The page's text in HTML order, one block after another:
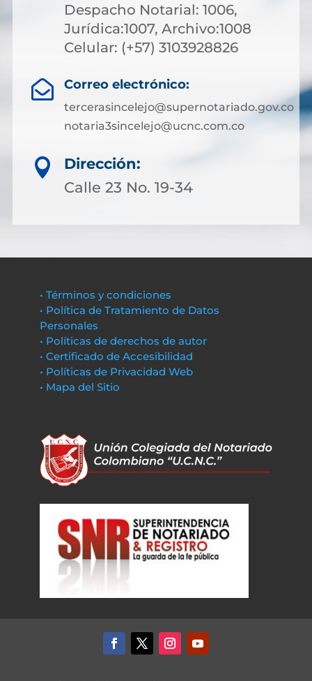
Despacho Notarial: 1006,
Jurídica:1007, Archivo:1008
Celular: (+57) 3103928826
 Correo electrónico:
tercerasincelejo@supernotariado.gov.co
notaria3sincelejo@ucnc.com.co

Dirección:
Calle 23 No. 19-34
• Términos y condiciones
• Política de Tratamiento de Datos
Personales
• Políticas de derechos de autor
• Certificado de Accesibilidad
• Políticas de Privacidad Web
• Mapa del Sitio